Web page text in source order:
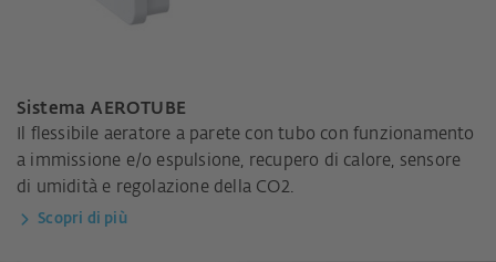
Sistema AEROTUBE
Il flessibile aeratore a parete con tubo con funzionamento
a immissione e/o espulsione, recupero di calore, sensore
di umidità e regolazione della CO2.
Scopri di più